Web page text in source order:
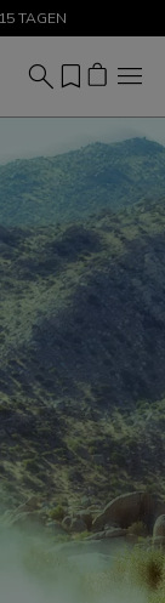
TAGEN